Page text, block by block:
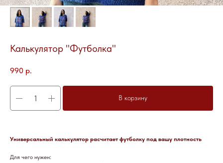
Калькулятор "Футболка"
990 р.
В корзину
Универсальный калькулятор расчитает футболку под вашу плотность
Для чего нужен: